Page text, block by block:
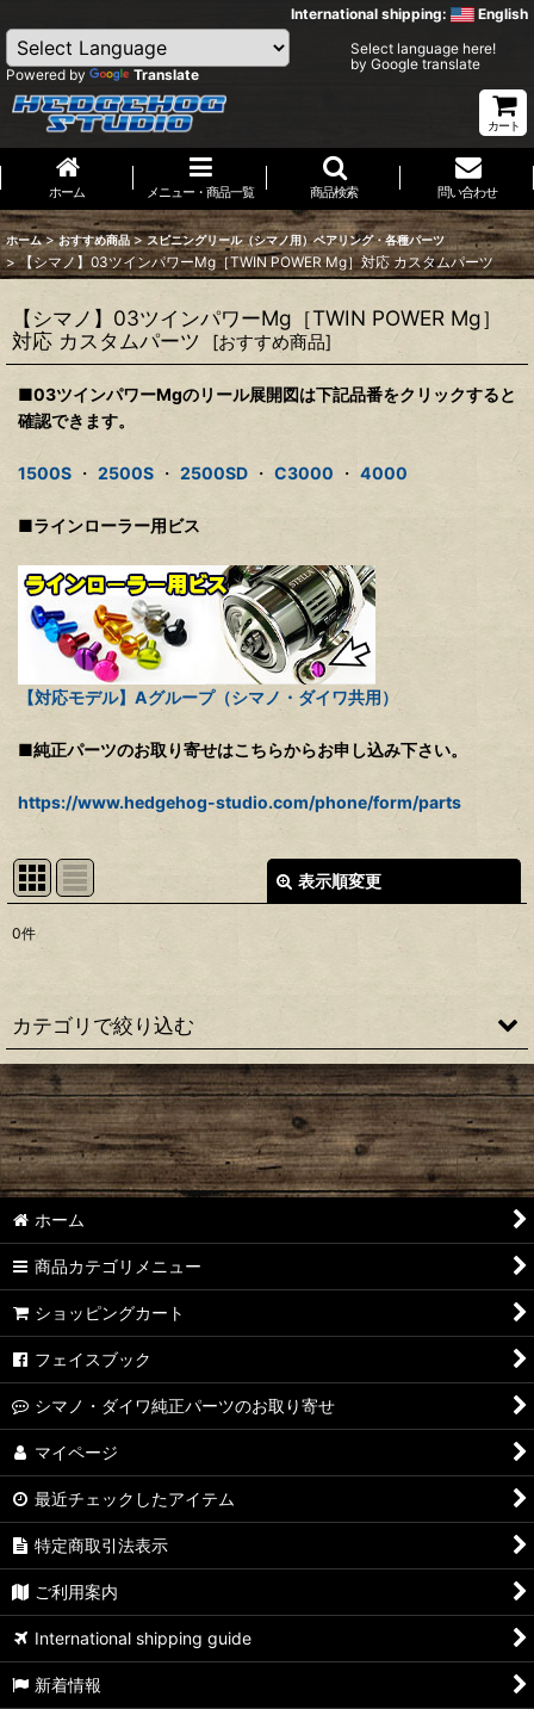
International shipping: English
Powered by Translate
Select language here!
by Google translate
カート
ホーム メニュー・商品一覧 商品検索 問い合わせ
ホーム > おすすめ商品 > スピニングリール（シマノ用）ベアリング・各種パーツ
> 【シマノ】03ツインパワーMg［TWIN POWER Mg］対応 カスタムパーツ
【シマノ】03ツインパワーMg［TWIN POWER Mg］
対応 カスタムパーツ
[おすすめ商品]
■03ツインパワーMgのリール展開図は下記品番をクリックすると
確認できます。
1500S ・ 2500S ・ 2500SD ・ C3000 ・ 4000
■ラインローラー用ビス
【対応モデル】Aグループ（シマノ・ダイワ共用）
■純正パーツのお取り寄せはこちらからお申し込み下さい。
https://www.hedgehog-studio.com/phone/form/parts
表示順変更
表示数
並び順
絞り込む
0件
カテゴリで絞り込む
【シマノ】22ステラ［STELLA］対応 カスタムパーツ
【シマノ】18-19ステラ［STELLA］対応 カスタムパーツ
【シマノ】14ステラ［STELLA］対応 カスタムパーツ
【シマノ】10ステラ［STELLA］対応 カスタムパーツ
【シマノ】07ステラ［STELLA］対応 カスタムパーツ
【シマノ】19-22ステラSW［STELLA SW］対応 カスタムパー
ツ
【シマノ】08ステラSW［STELLA SW］対応 カスタムパーツ
【シマノ】01ステラSW［STELLA SW］対応 カスタムパーツ
ーツ
17ヴァンキッシュFW用
ホーム
商品カテゴリメニュー
ショッピングカート
フェイスブック
シマノ・ダイワ純正パーツのお取り寄せ
マイページ
最近チェックしたアイテム
特定商取引法表示
ご利用案内
International shipping guide
新着情報